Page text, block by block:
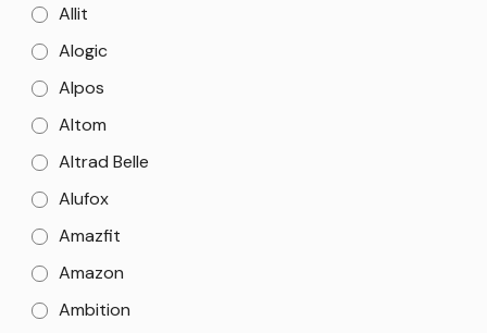
Allit
Alogic
Alpos
Altom
Altrad Belle
Alufox
Amazfit
Amazon
Ambition